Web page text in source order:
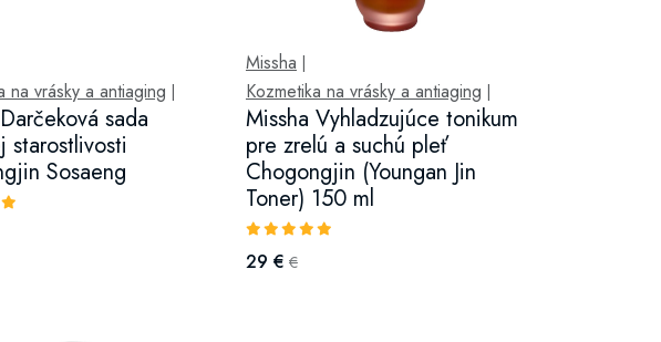
na vrásky a antiaging
sada
starostlivosti
Sosaeng
Missha
Kozmetika na vrásky a antiaging
Missha Vyhladzujúce tonikum
pre zrelú a suchú pleť
Chogongjin (Youngan Jin
Toner) 150 ml
29 € €